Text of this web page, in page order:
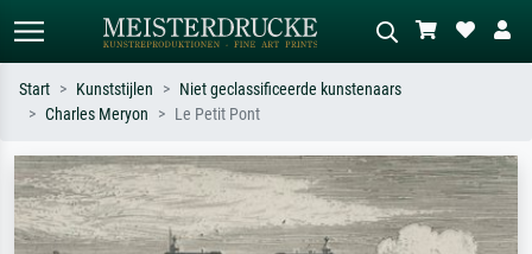
Zoek op kunstenaar, titel of stijl – bijv.
Monet, Sterrennacht, impressionisme,
Hokusai-golf, naakt.
Beschrijf de scène – bijv. groene
weide, abstract met veel rood, donker
olieverfschilderij, staand naakt naast
een boom.
Start Kunststijlen
Niet geclassificeerde kunstenaars
Charles Meryon
Le Petit Pont